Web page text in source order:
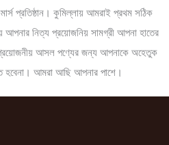
প্রতিষ্ঠান। কুমিল্লায় আমরাই প্রথম সঠিক
আপনার নিত্য প্রয়োজনিয় সামগ্রী আপনা হাতের
আসল পণ্যের জন্য আপনাকে অহেতুক
হবেনা। আমরা আছি আপনার পাশে।